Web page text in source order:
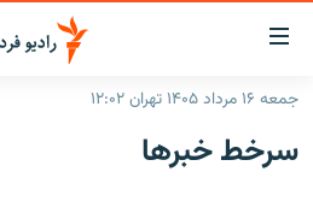
لینک‌های
قابلیت
دسترسی
بازگشت
ایران
جمعه ۱۶ مرداد ۱۴۰۵ تهران ۱۲:۰۲
سرخط‌ خبرها